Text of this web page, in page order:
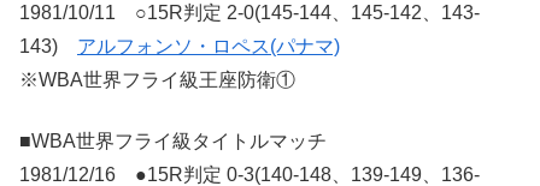
1981/10/11 ○15R判定 2-0(145-144、145-142、143-
143) アルフォンソ・ロペス(パナマ)
※WBA世界フライ級王座防衛①
■WBA世界フライ級タイトルマッチ
1981/12/16 ●15R判定 0-3(140-148、139-149、136-